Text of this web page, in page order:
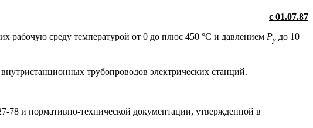
с 01.07.87
рабочую среду температурой от 0 до плюс 450 °С и давлением Ру до 10
трубопроводов электрических станций.
и нормативно-технической документации, утвержденной в